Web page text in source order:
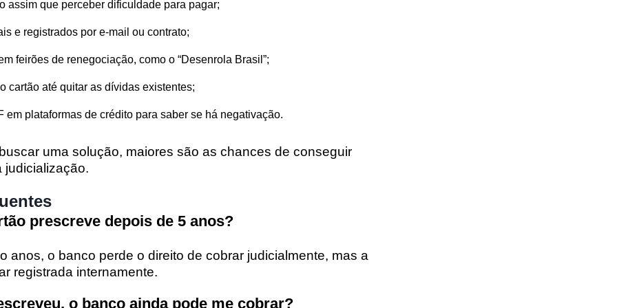
assim que perceber dificuldade para pagar;
e registrados por e-mail ou contrato;
feirões de renegociação, como o “Desenrola Brasil”;
cartão até quitar as dívidas existentes;
em plataformas de crédito para saber se há negativação.
uma solução, maiores são as chances de conseguir
judicialização.
prescreve depois de 5 anos?
anos, o banco perde o direito de cobrar judicialmente, mas a
registrada internamente.
o banco ainda pode me cobrar?